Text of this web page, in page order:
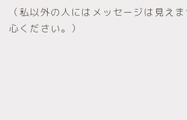
（私以外の人にはメッセージは見え
心ください。）